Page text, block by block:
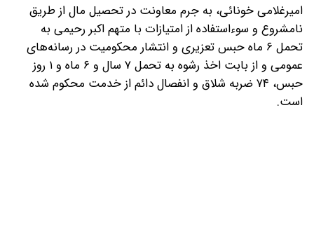
امیرغلامی خونائی، به جرم معاونت در تحصیل مال از طریق
نامشروع و سوءاستفاده از امتیازات با متهم اکبر رحیمی به
تحمل ۶ ماه حبس تعزیری و انتشار محکومیت در رسانه‌های
عمومی و از بابت اخذ رشوه به تحمل ۷ سال و ۶ ماه و ۱ روز
حبس، ۷۴ ضربه شلاق و انفصال دائم از خدمت محکوم شده
است.